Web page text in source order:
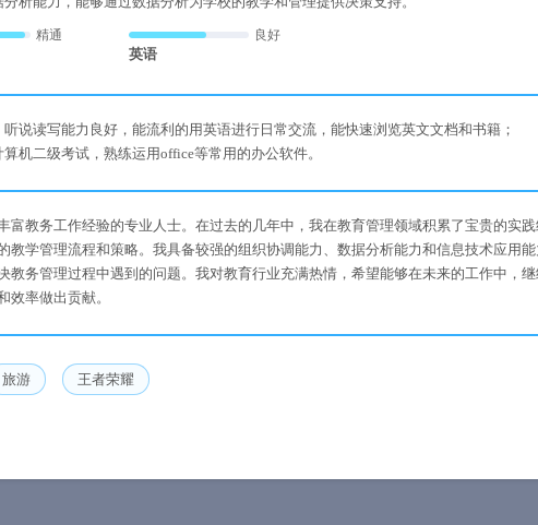
精通
英语
良好
说读写能力良好，能流利的用英语进行日常交流，能快速浏览英文文档和书籍；
机二级考试，熟练运用office等常用的办公软件。
富教务工作经验的专业人士。在过去的几年中，我在教育管理领域积累了宝贵的实
教学管理流程和策略。我具备较强的组织协调能力、数据分析能力和信息技术应用能
教务管理过程中遇到的问题。我对教育行业充满热情，希望能够在未来的工作中，继
效率做出贡献。
旅游 王者荣耀